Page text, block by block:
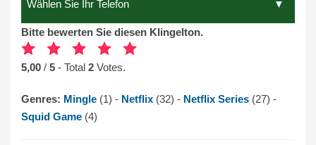
Bitte bewerten Sie diesen Klingelton.
5,00 / 5 - Total 2 Votes.
Genres: Mingle (1) - Netflix (32) - Netflix Series (27) -
Squid Game (4)